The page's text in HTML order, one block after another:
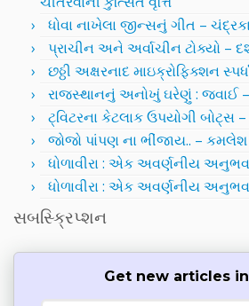
ધોવા નાખેલા જીન્સનું ગીત –
પ્રાચીન અને અર્વાચીન ટોક્યો –
છઠ્ઠી અક્ષરનાદ માઇક્રોફિક્શન
રાજસ્થાનનું અનોખું ઘરેણું : જવાઈ –
ટ્વિટરના કેટલાક ઉપયોગી બોટ્સ
જોજો પાંપણ ના ભીંજાય.. – કમલેશ
ધોળાવીરા : એક અવર્ણનીય
ધોળાવીરા : એક અવર્ણનીય
સબસ્ક્રિપ્શન
Get new articles